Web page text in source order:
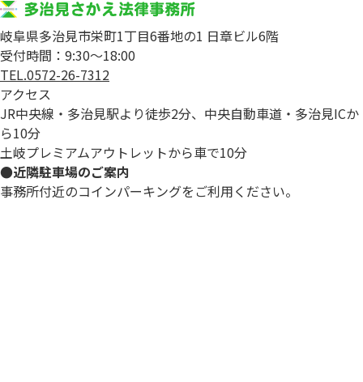
岐阜県多治見市栄町1丁目6番地の1 日章ビル6階
受付時間：9:30～18:00
TEL.0572-26-7312
アクセス
JR中央線・多治見駅より徒歩2分、中央自動車道・多治見ICか
ら10分
土岐プレミアムアウトレットから車で10分
●近隣駐車場のご案内
事務所付近のコインパーキングをご利用ください。